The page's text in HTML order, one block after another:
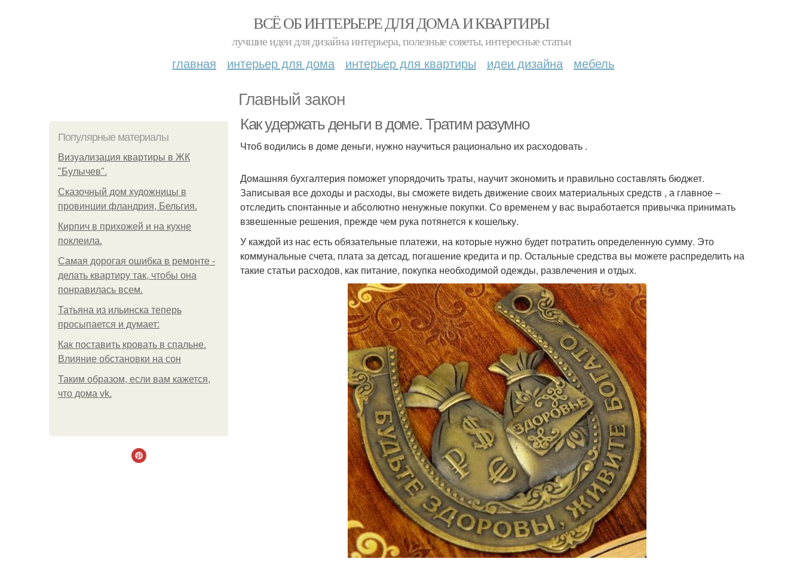
ВСЁ ОБ ИНТЕРЬЕРЕ ДЛЯ ДОМА И КВАРТИРЫ
лучшие идеи для дизайна интерьера, полезные советы, интересные статьи
главная интерьер для дома интерьер для квартиры идеи дизайна мебель
Главный закон
Популярные материалы
Визуализация квартиры в ЖК
"Булычев".
Сказочный дом художницы в
провинции фландрия, Бельгия.
Кирпич в прихожей и на кухне
поклеила.
Самая дорогая ошибка в ремонте -
делать квартиру так, чтобы она
понравилась всем.
Татьяна из ильинска теперь
просыпается и думает:
Как поставить кровать в спальне.
Влияние обстановки на сон
Таким образом, если вам кажется,
что дома vk.
Как удержать деньги в доме. Тратим разумно
Чтоб водились в доме деньги, нужно научиться рационально их расходовать .
Домашняя бухгалтерия поможет упорядочить траты, научит экономить и правильно составлять бюджет.
Записывая все доходы и расходы, вы сможете видеть движение своих материальных средств , а главное –
отследить спонтанные и абсолютно ненужные покупки. Со временем у вас выработается привычка принимать
взвешенные решения, прежде чем рука потянется к кошельку.
У каждой из нас есть обязательные платежи, на которые нужно будет потратить определенную сумму. Это
коммунальные счета, плата за детсад, погашение кредита и пр. Остальные средства вы можете распределить на
такие статьи расходов, как питание, покупка необходимой одежды, развлечения и отдых.